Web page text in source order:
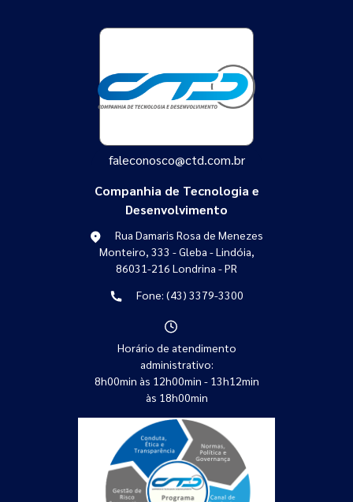
faleconosco@ctd.com.br
Companhia de Tecnologia e
Desenvolvimento
Rua Damaris Rosa de Menezes
Monteiro, 333 - Gleba - Lindóia,
86031-216 Londrina - PR
Fone: (43) 3379-3300
Horário de atendimento
administrativo:
8h00min às 12h00min - 13h12min
às 18h00min